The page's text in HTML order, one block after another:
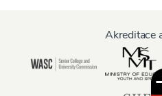
Akreditace